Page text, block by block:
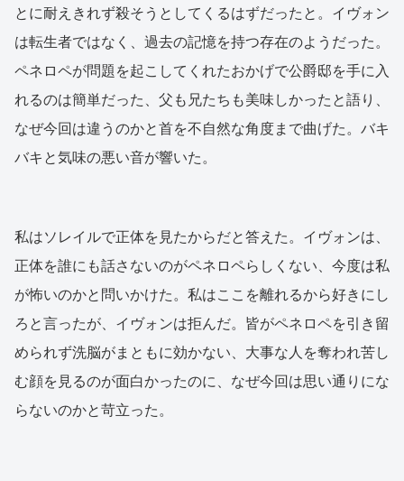
とに耐えきれず殺そうとしてくるはずだったと。イヴォン
は転生者ではなく、過去の記憶を持つ存在のようだった。
ペネロペが問題を起こしてくれたおかげで公爵邸を手に入
れるのは簡単だった、父も兄たちも美味しかったと語り、
なぜ今回は違うのかと首を不自然な角度まで曲げた。バキ
バキと気味の悪い音が響いた。
私はソレイルで正体を見たからだと答えた。イヴォンは、
正体を誰にも話さないのがペネロペらしくない、今度は私
が怖いのかと問いかけた。私はここを離れるから好きにし
ろと言ったが、イヴォンは拒んだ。皆がペネロペを引き留
められず洗脳がまともに効かない、大事な人を奪われ苦し
む顔を見るのが面白かったのに、なぜ今回は思い通りにな
らないのかと苛立った。